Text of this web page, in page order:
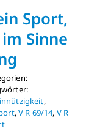
Sport,
Sinne
,
,V R 69/14, V R